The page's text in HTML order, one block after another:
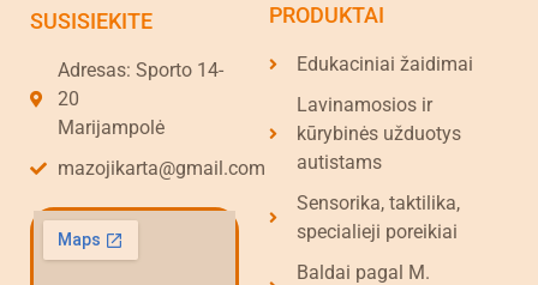
SUSISIEKITE
Adresas: Sporto 14-
20
Marijampolė
mazojikarta@gmail.com
PRODUKTAI
Edukaciniai žaidimai
Lavinamosios ir
kūrybinės užduotys
autistams
Sensorika, taktilika,
specialieji poreikiai
Baldai pagal M.